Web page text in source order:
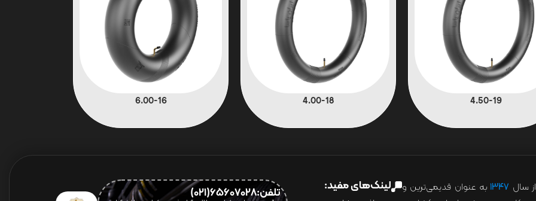
4.50-19
4.00-18
6.00-16
از سال ۱۳۴۷ به عنوان قدیمی‌ترین و
لینک‌های مفید: تلفن:65607028(021)